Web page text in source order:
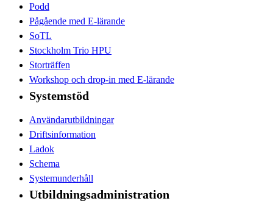
Podd
Pågående med E-lärande
SoTL
Stockholm Trio HPU
Storträffen
Workshop och drop-in med E-lärande
Systemstöd
Användarutbildningar
Driftsinformation
Ladok
Schema
Systemunderhåll
Utbildningsadministration